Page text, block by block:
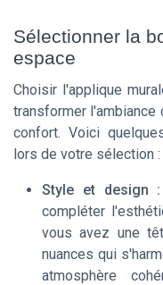
Sélectionner la
espace
Choisir l'applique
transformer
confort. Voici
lors de votre sélection :
Style et design :
compléter
vous avez une
nuances qui
atmosphère